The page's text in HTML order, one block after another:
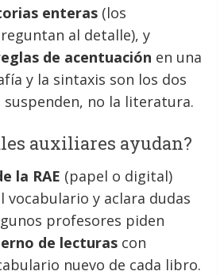
enteras (los
al detalle), y
de acentuación en una
y la sintaxis son los dos
no la literatura.
auxiliares ayudan?
la RAE (papel o digital)
vocabulario y aclara dudas
profesores piden
de lecturas con
nuevo de cada libro.